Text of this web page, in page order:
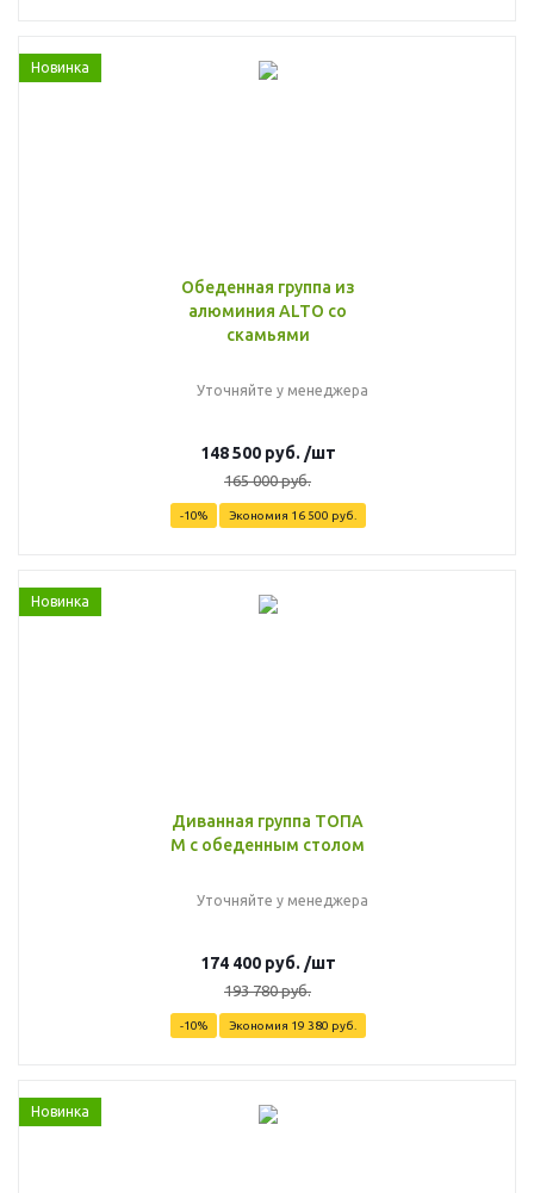
Новинка
Обеденная группа из
алюминия ALTO со
скамьями
Уточняйте у менеджера
148 500руб. /шт
165 000руб.
-10% Экономия 16 500 руб.
Новинка
Диванная группа ТОПА
M с обеденным столом
Уточняйте у менеджера
174 400руб. /шт
193 780руб.
-10% Экономия 19 380 руб.
Новинка